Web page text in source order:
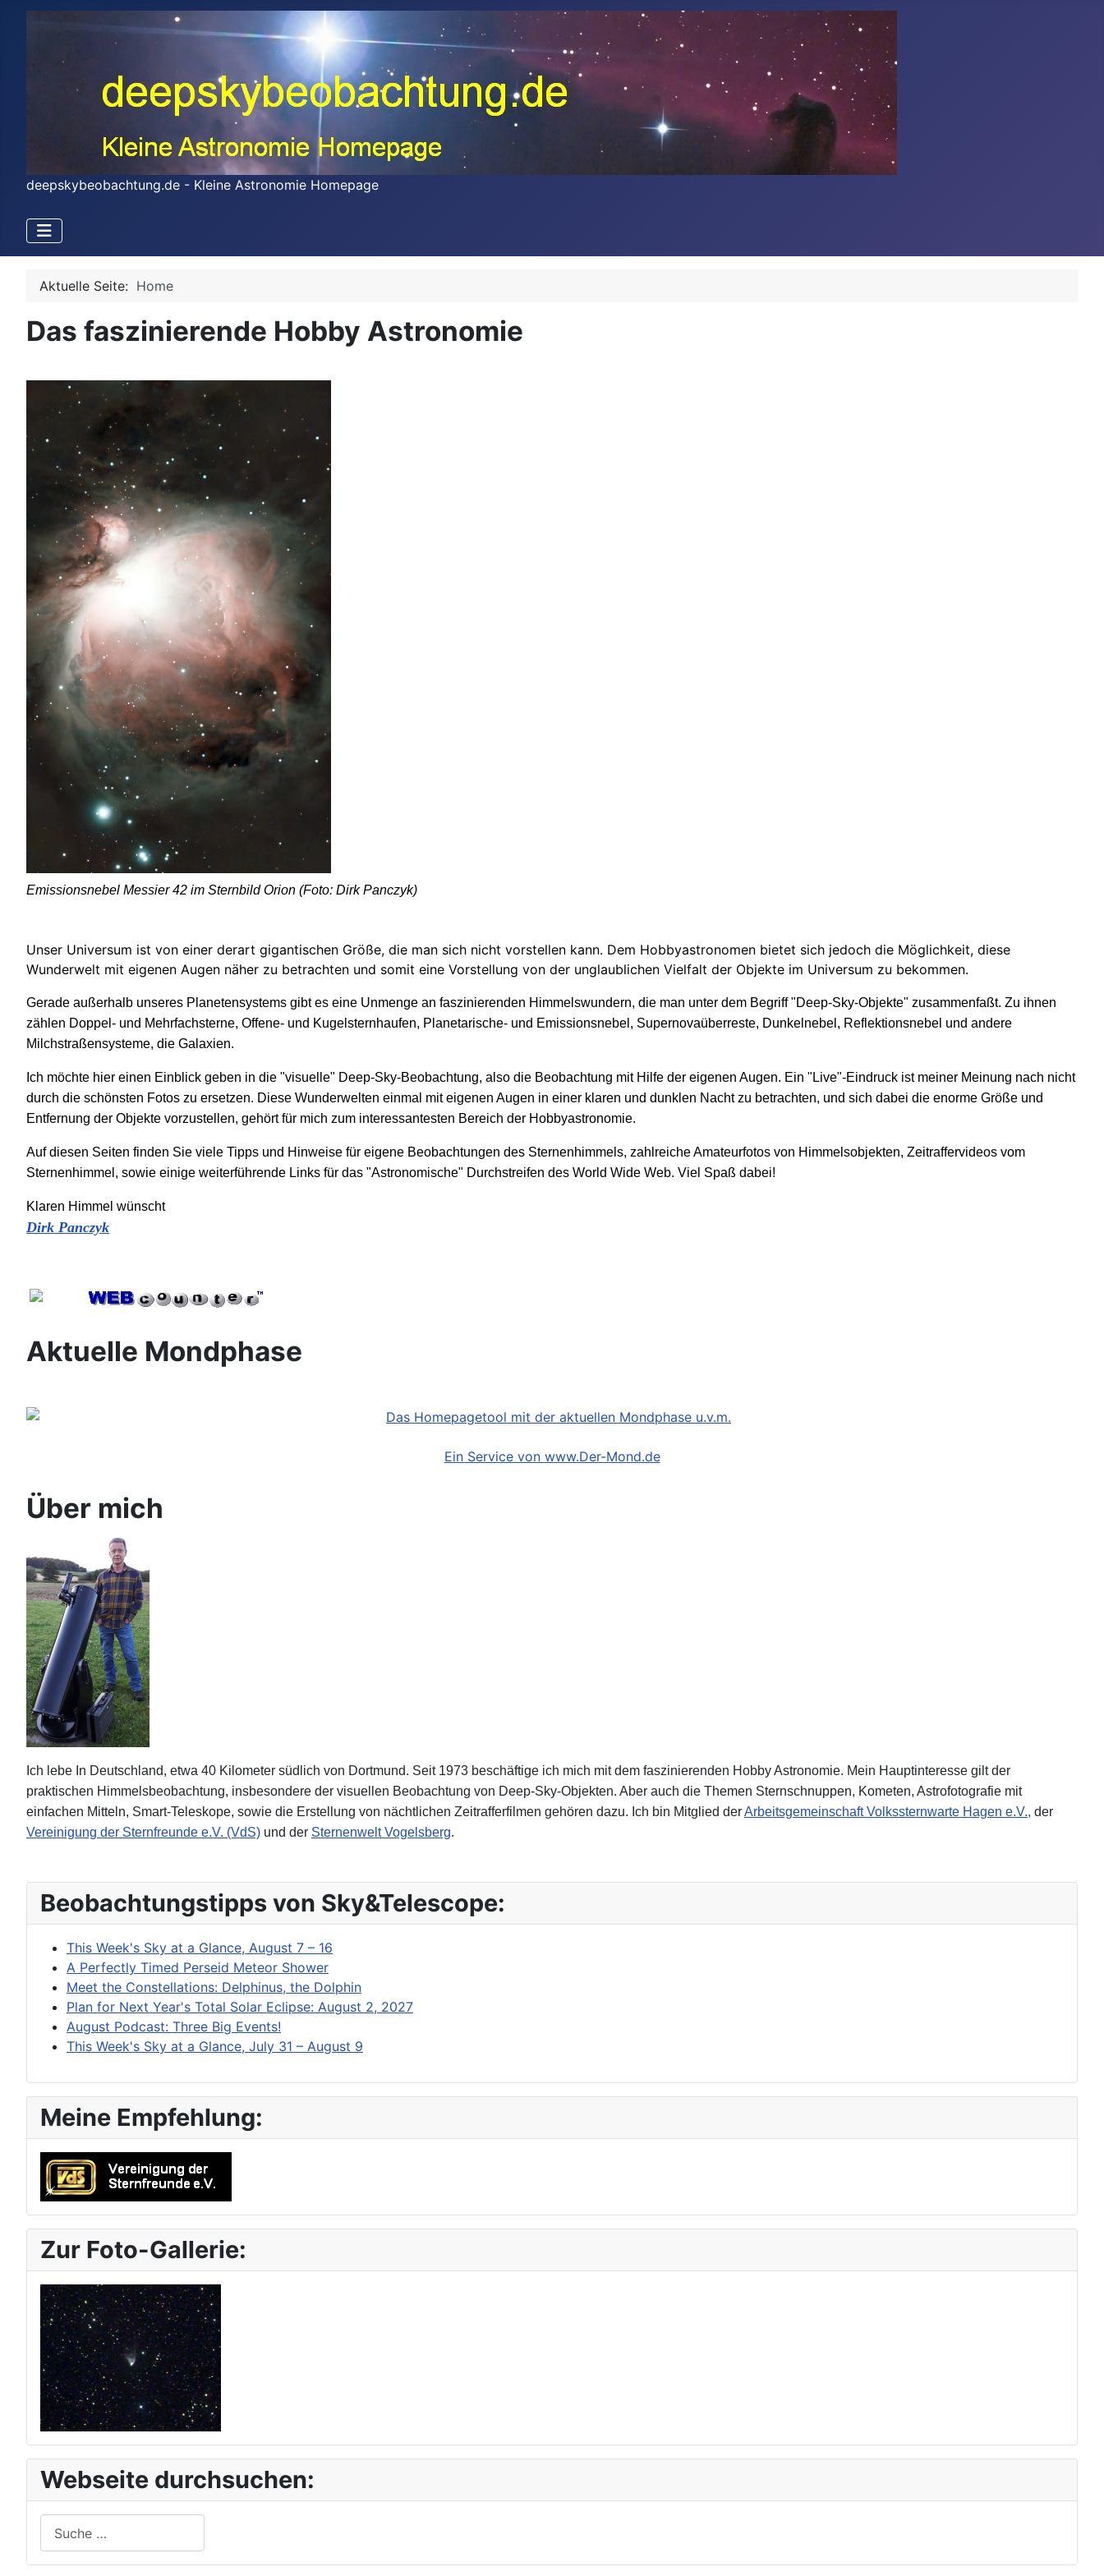
deepskybeobachtung.de - Kleine Astronomie Homepage
Aktuelle Seite: Home
Das faszinierende Hobby Astronomie
Emissionsnebel Messier 42 im Sternbild Orion (Foto: Dirk Panczyk)
Unser Universum ist von einer derart gigantischen Größe, die man sich nicht vorstellen kann. Dem Hobbyastronomen bietet sich jedoch die Möglichkeit, diese
Wunderwelt mit eigenen Augen näher zu betrachten und somit eine Vorstellung von der unglaublichen Vielfalt der Objekte im Universum zu bekommen.
Gerade außerhalb unseres Planetensystems gibt es eine Unmenge an faszinierenden Himmelswundern, die man unter dem Begriff "Deep-Sky-Objekte" zusammenfaßt. Zu ihnen
zählen Doppel- und Mehrfachsterne, Offene- und Kugelsternhaufen, Planetarische- und Emissionsnebel, Supernovaüberreste, Dunkelnebel, Reflektionsnebel und andere
Milchstraßensysteme, die Galaxien.
Ich möchte hier einen Einblick geben in die "visuelle" Deep-Sky-Beobachtung, also die Beobachtung mit Hilfe der eigenen Augen. Ein "Live"-Eindruck ist meiner Meinung nach nicht
durch die schönsten Fotos zu ersetzen. Diese Wunderwelten einmal mit eigenen Augen in einer klaren und dunklen Nacht zu betrachten, und sich dabei die enorme Größe und
Entfernung der Objekte vorzustellen, gehört für mich zum interessantesten Bereich der Hobbyastronomie.
Auf diesen Seiten finden Sie viele Tipps und Hinweise für eigene Beobachtungen des Sternenhimmels, zahlreiche Amateurfotos von Himmelsobjekten, Zeitraffervideos vom
Sternenhimmel, sowie einige weiterführende Links für das "Astronomische" Durchstreifen des World Wide Web. Viel Spaß dabei!
Klaren Himmel wünscht
Dirk Panczyk
Aktuelle Mondphase
Ein Service von www.Der-Mond.de
Über mich
Ich lebe In Deutschland, etwa 40 Kilometer südlich von Dortmund. Seit 1973 beschäftige ich mich mit dem faszinierenden Hobby Astronomie. Mein Hauptinteresse gilt der
praktischen Himmelsbeobachtung, insbesondere der visuellen Beobachtung von Deep-Sky-Objekten. Aber auch die Themen Sternschnuppen, Kometen, Astrofotografie mit
einfachen Mitteln, Smart-Teleskope, sowie die Erstellung von nächtlichen Zeitrafferfilmen gehören dazu. Ich bin Mitglied derArbeitsgemeinschaft Volkssternwarte Hagen e.V., der
Vereinigung der Sternfreunde e.V. (VdS) und der Sternenwelt Vogelsberg.
Beobachtungstipps von Sky&Telescope:
This Week's Sky at a Glance, August 7 – 16
A Perfectly Timed Perseid Meteor Shower
Meet the Constellations: Delphinus, the Dolphin
Plan for Next Year's Total Solar Eclipse: August 2, 2027
August Podcast: Three Big Events!
This Week's Sky at a Glance, July 31 – August 9
Meine Empfehlung:
Zur Foto-Gallerie:
Webseite durchsuchen: